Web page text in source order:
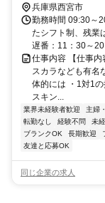
兵庫県西宮市
勤務時間 09:30～
たシフト制、残業
遅番：11：30～
仕事内容 【仕事
スカラなども有名
体的には ・1対1
スキン...
業界未経験者歓迎 主婦
転勤なし
経験不問 未
ブランクOK
長期歓迎
友達と応募OK
同じ企業の求人